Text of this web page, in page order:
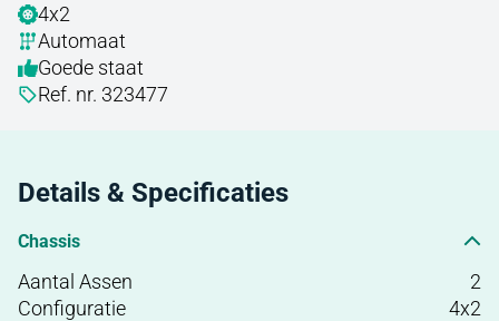
4x2
Automaat
Goede staat
Ref. nr. 323477
Details & Specificaties
Chassis
Aantal Assen
2
Configuratie
4x2